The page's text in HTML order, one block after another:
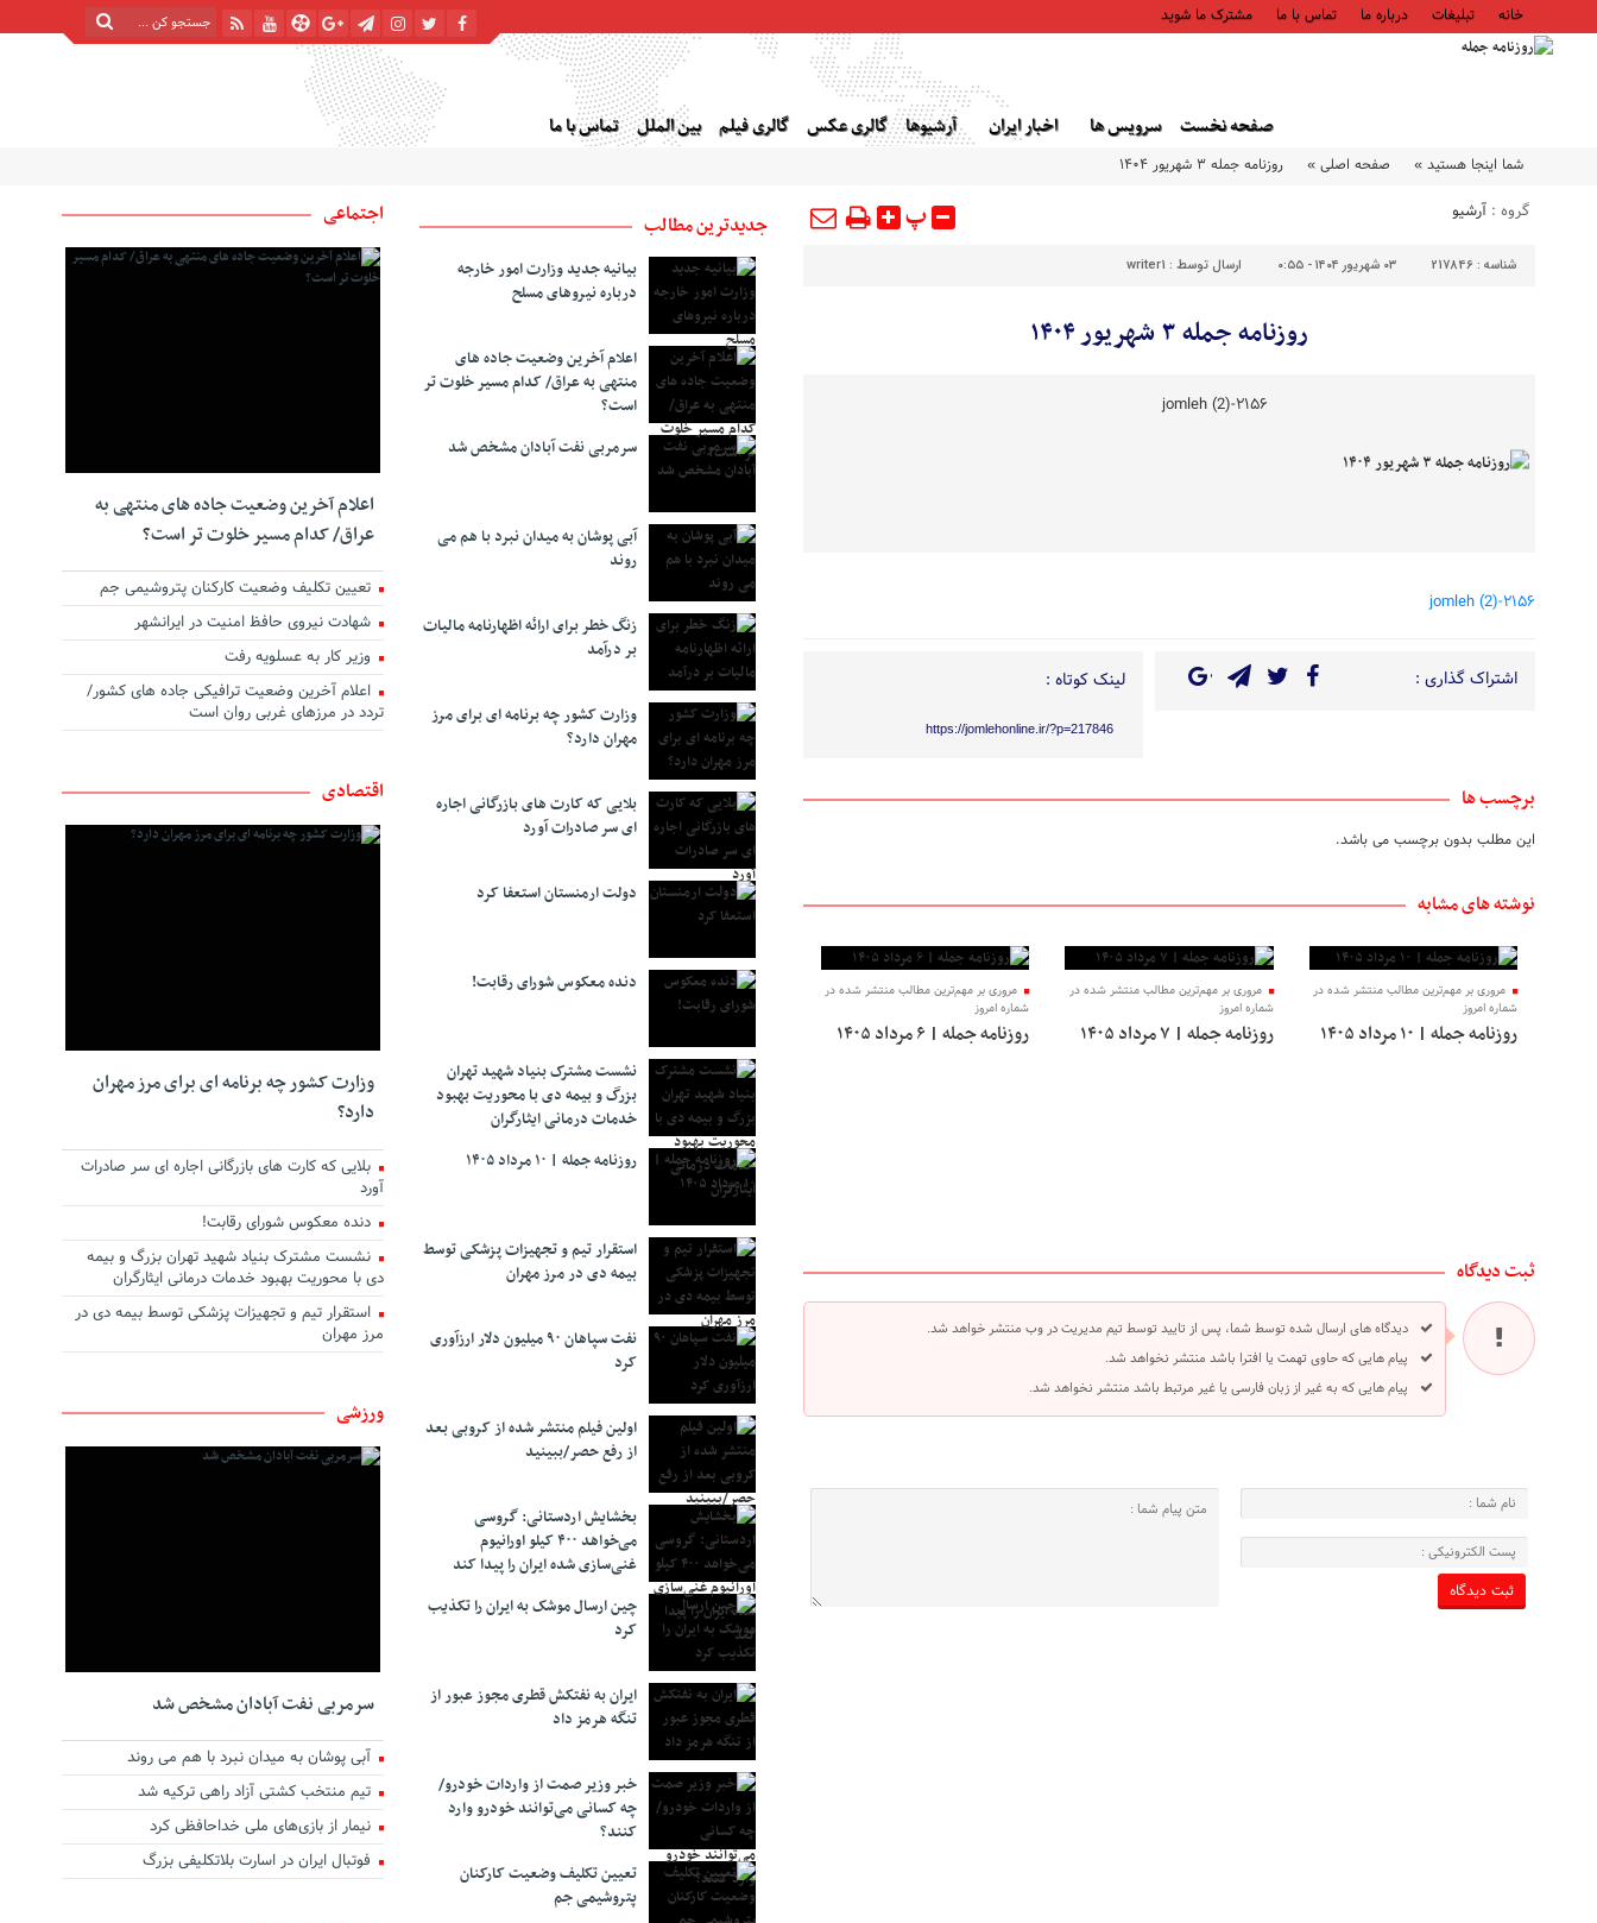
خانه تبلیغات درباره ما تماس با ما مشترک ما شوید
صفحه نخست سرویس ها اخبار ایران آرشیوها گالری عکس گالری فیلم بین الملل تماس با ما شنبه, ۱۷ مرداد , ۱۴۰۵
شما اینجا هستید » صفحه اصلی » روزنامه جمله ۳ شهریور ۱۴۰۴
گروه : آرشیو پ
شناسه : 217846 ۰۳ شهریور ۱۴۰۴ - ۰:۵۵ ارسال توسط : writer1
روزنامه جمله ۳ شهریور ۱۴۰۴
۲۱۵۶-jomleh (2)
۲۱۵۶-jomleh (2)
اشتراک گذاری : لینک کوتاه :
https://jomlehonline.ir/?p=217846
برچسب ها
این مطلب بدون برچسب می باشد.
نوشته های مشابه
مروری بر مهم‌ترین مطالب منتشر شده در
شماره امروز
روزنامه جمله | ۱۰ مرداد ۱۴۰۵
مروری بر مهم‌ترین مطالب منتشر شده در
شماره امروز
روزنامه جمله | ۷ مرداد ۱۴۰۵
مروری بر مهم‌ترین مطالب منتشر شده در
شماره امروز
روزنامه جمله | ۶ مرداد ۱۴۰۵
ثبت دیدگاه
دیدگاه های ارسال شده توسط شما، پس از تایید توسط تیم مدیریت در وب منتشر خواهد شد.
پیام هایی که حاوی تهمت یا افترا باشد منتشر نخواهد شد.
پیام هایی که به غیر از زبان فارسی یا غیر مرتبط باشد منتشر نخواهد شد.
جدیدترین مطالب
بیانیه جدید وزارت امور خارجه
درباره نیروهای مسلح
اعلام آخرین وضعیت جاده های
منتهی به عراق/ کدام مسیر خلوت تر
است؟
سرمربی نفت آبادان مشخص شد
آبی پوشان به میدان نبرد با هم می
روند
زنگ خطر برای ارائه اظهارنامه مالیات
بر درآمد
وزارت کشور چه برنامه ای برای مرز
مهران دارد؟
بلایی که کارت های بازرگانی اجاره
ای سر صادرات آورد
دولت ارمنستان استعفا کرد
دنده معکوس شورای رقابت!
نشست مشترک بنیاد شهید تهران
بزرگ و بیمه دی با محوریت بهبود
خدمات درمانی ایثارگران
روزنامه جمله | ۱۰ مرداد ۱۴۰۵
استقرار تیم و تجهیزات پزشکی توسط
بیمه دی در مرز مهران
نفت سپاهان ۹۰ میلیون دلار ارزآوری
کرد
اولین فیلم منتشر شده از کروبی بعد
از رفع حصر/ببینید
بخشایش اردستانی: گروسی
می‌خواهد ۴۰۰ کیلو اورانیوم
غنی‌سازی شده ایران را پیدا کند
چین ارسال موشک به ایران را تکذیب
کرد
ایران به نفتکش قطری مجوز عبور از
تنگه هرمز داد
خبر وزیر صمت از واردات خودرو/
چه کسانی می‌توانند خودرو وارد
کنند؟
تعیین تکلیف وضعیت کارکنان
پتروشیمی جم
اجتماعی
اعلام آخرین وضعیت جاده های منتهی به
عراق/ کدام مسیر خلوت تر است؟
تعیین تکلیف وضعیت کارکنان پتروشیمی جم
شهادت نیروی حافظ امنیت در ایرانشهر
وزیر کار به عسلویه رفت
اعلام آخرین وضعیت ترافیکی جاده های کشور/
تردد در مرزهای غربی روان است
اقتصادی
وزارت کشور چه برنامه ای برای مرز مهران
دارد؟
بلایی که کارت های بازرگانی اجاره ای سر صادرات
آورد
دنده معکوس شورای رقابت!
نشست مشترک بنیاد شهید تهران بزرگ و بیمه
دی با محوریت بهبود خدمات درمانی ایثارگران
استقرار تیم و تجهیزات پزشکی توسط بیمه دی در
مرز مهران
ورزشی
سرمربی نفت آبادان مشخص شد
آبی پوشان به میدان نبرد با هم می روند
تیم منتخب کشتی آزاد راهی ترکیه شد
نیمار از بازی‌های ملی خداحافظی کرد
فوتبال ایران در اسارت بلاتکلیفی بزرگ